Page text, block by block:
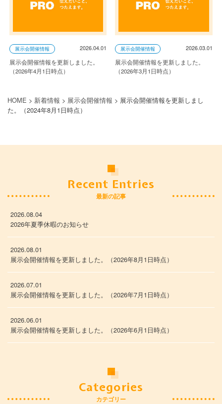
展示会開催情報 2026.04.01
展示会開催情報を更新しました。
（2026年4月1日時点）
展示会開催情報 2026.03.01
展示会開催情報を更新しました。
（2026年3月1日時点）
HOME > 新着情報 > 展示会開催情報 > 展示会開催情報を更新しまし
た。（2024年8月1日時点）
Recent Entries
最新の記事
2026.08.04
2026年夏季休暇のお知らせ
2026.08.01
展示会開催情報を更新しました。（2026年8月1日時点）
2026.07.01
展示会開催情報を更新しました。（2026年7月1日時点）
2026.06.01
展示会開催情報を更新しました。（2026年6月1日時点）
Categories
カテゴリー